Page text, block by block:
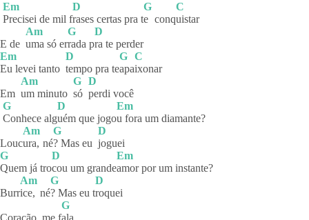
Em
Precisei de mil f
D
rases certas pra t
G
e conq
C
uistar
E de
Am
uma só er
G
rada p
D
ra te perder
Em
Eu levei tanto
D
tempo pra te
G
apa
C
ixonar
Em
Am
um minuto
G
só
D
perdi você
G
Conhece alg
D
uém que jogo
Em
u fora um diamante?
Louc
Am
ura, né
G
? Mas eu
D
joguei
G
Quem já tro
D
cou um grande
Em
amor por um instante?
Burr
Am
ice, né
G
? Mas eu t
D
roquei
G